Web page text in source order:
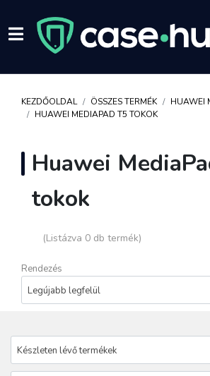
KEZDŐOLDAL ÖSSZES TERMÉK
HUAWEI
HUAWEI MEDIAPAD T5 TOKOK
Huawei
tokok
(Listázva 0 db termék)
Rendezés
Legújabb legfelül
Készleten lévő termékek